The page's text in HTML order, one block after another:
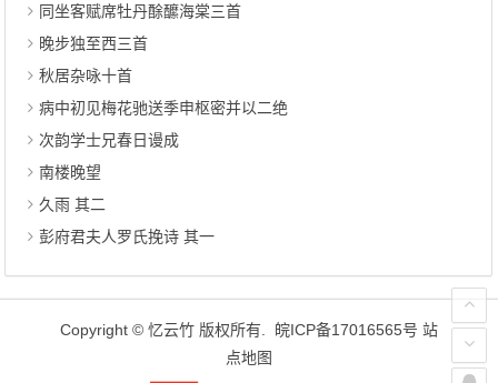
同坐客赋席牡丹酴醿海棠三首
晚步独至西三首
秋居杂咏十首
病中初见梅花驰送季申枢密并以二绝
次韵学士兄春日谩成
南楼晚望
久雨 其二
彭府君夫人罗氏挽诗 其一
Copyright © 忆云竹 版权所有. 皖ICP备17016565号 站
点地图